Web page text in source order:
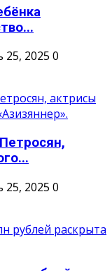
25, 2025 0
25, 2025 0